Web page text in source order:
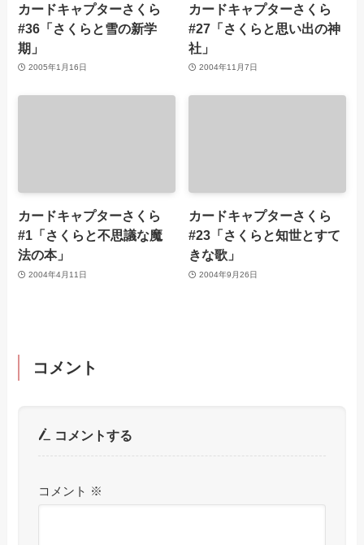
カードキャプターさくら
#36「さくらと雪の新学
期」
2005年1月16日
カードキャプターさくら
#27「さくらと思い出の神
社」
2004年11月7日
カードキャプターさくら
#1「さくらと不思議な魔
法の本」
2004年4月11日
カードキャプターさくら
#23「さくらと知世とすて
きな歌」
2004年9月26日
コメント
コメントする
コメント ※